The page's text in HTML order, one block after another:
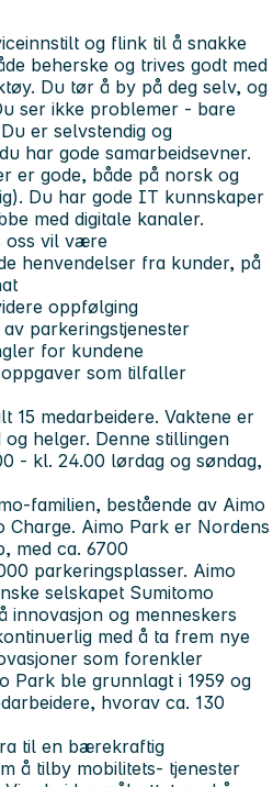
og flink til å snakke
beherske og trives godt med
Du tør å by på deg selv, og
ser ikke problemer - bare
er selvstendig og
har gode samarbeidsevner.
er gode, både på norsk og
Du har gode IT kunnskaper
med digitale kanaler.
oss vil være
henvendelser fra kunder, på
oppfølging
parkeringstjenester
for kundene
som tilfaller
15 medarbeidere. Vaktene er
helger. Denne stillingen
- kl. 24.00 lørdag og søndag,
familien, bestående av Aimo
Charge. Aimo Park er Nordens
med ca. 6700
parkeringsplasser. Aimo
selskapet Sumitomo
innovasjon og menneskers
med å ta frem nye
som forenkler
Park ble grunnlagt i 1959 og
hvorav ca. 130
til en bærekraftig
å tilby mobilitets- tjenester